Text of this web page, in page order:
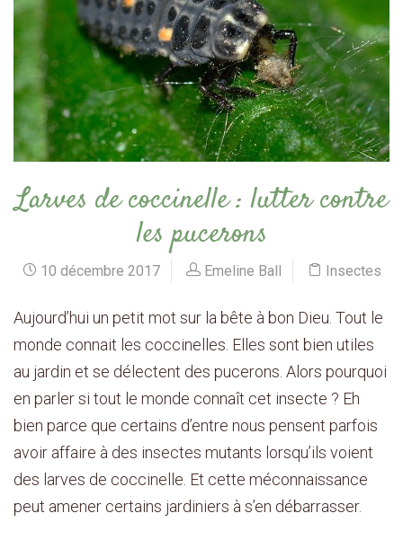
Larves de coccinelle : lutter contre
les pucerons
10 décembre 2017 Emeline Ball Insectes
Aujourd’hui un petit mot sur la bête à bon Dieu. Tout le
monde connait les coccinelles. Elles sont bien utiles
au jardin et se délectent des pucerons. Alors pourquoi
en parler si tout le monde connaît cet insecte ? Eh
bien parce que certains d’entre nous pensent parfois
avoir affaire à des insectes mutants lorsqu’ils voient
des larves de coccinelle. Et cette méconnaissance
peut amener certains jardiniers à s’en débarrasser.